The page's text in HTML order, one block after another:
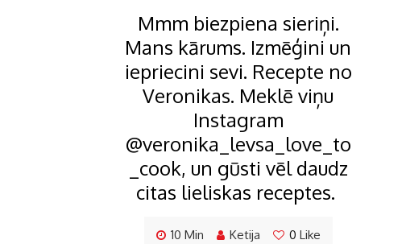
Mmm biezpiena sieriņi.
Mans kārums. Izmēģini un
iepriecini sevi. Recepte no
Veronikas. Meklē viņu
Instagram
@veronika_levsa_love_to
_cook, un gūsti vēl daudz
citas lieliskas receptes.
10 Min Ketija 0 Like